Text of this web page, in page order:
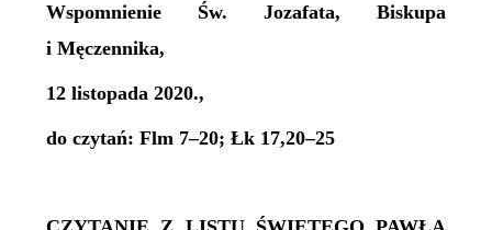
Wspomnienie Św. Jozafata, Biskupa
i Męczennika,
12 listopada 2020.,
do czytań: Flm 7–20; Łk 17,20–25